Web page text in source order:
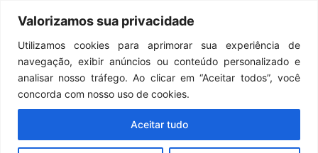
Valorizamos sua privacidade
Utilizamos cookies para aprimorar sua experiência de
navegação, exibir anúncios ou conteúdo personalizado e
analisar nosso tráfego. Ao clicar em “Aceitar todos”, você
concorda com nosso uso de cookies.
Aceitar tudo
Menu
Marvel's Spider-
Man 2